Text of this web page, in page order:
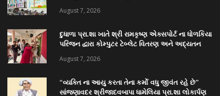
August 7, 2026
દુધાળા પ્રા.શા ખાતે શ્રી રામકૃષ્ણ એક્સપોર્ટ ના ધોળકિયા
પરિજન દ્વારા કોમ્પુટર ટેબ્લેટ વિતરણ અને અદ્યતન
August 7, 2026
“વ્યક્તિ ના આયુ કરતા તેના કર્મો વધુ જીવંત રહે છે”
સાંજણાવદર શ્રીજાદવબાપા ધામેલિયા પ્રા.શા લોકાર્પણ